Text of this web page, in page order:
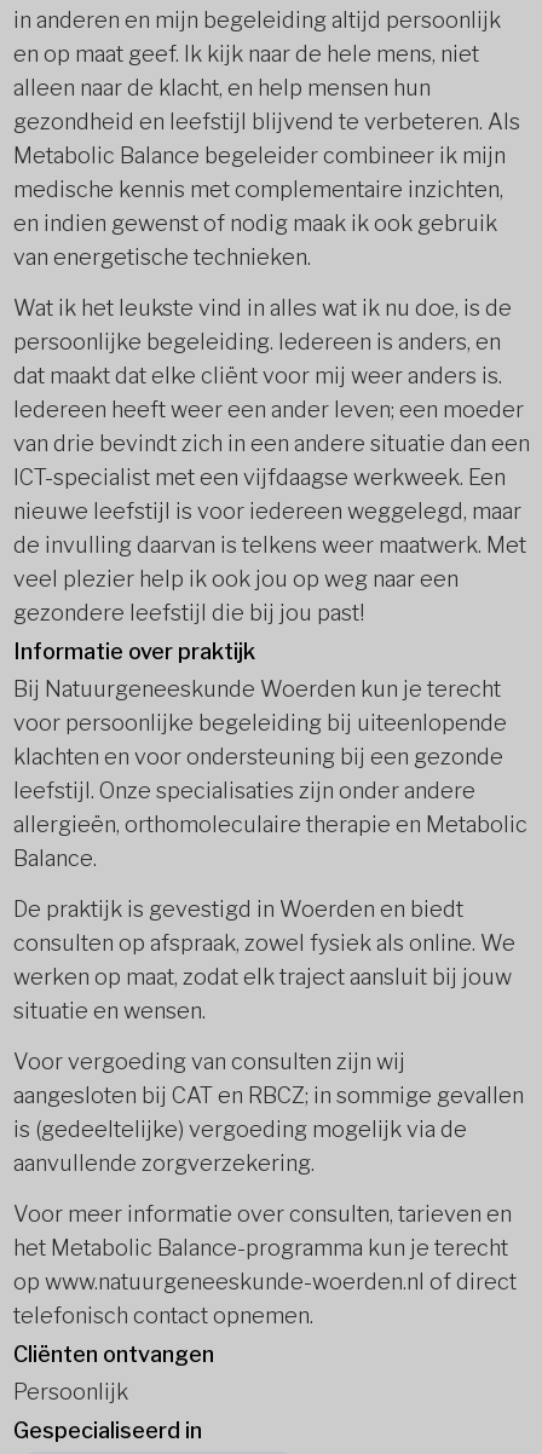
in anderen en mijn begeleiding altijd persoonlijk
en op maat geef. Ik kijk naar de hele mens, niet
alleen naar de klacht, en help mensen hun
gezondheid en leefstijl blijvend te verbeteren. Als
Metabolic Balance begeleider combineer ik mijn
medische kennis met complementaire inzichten,
en indien gewenst of nodig maak ik ook gebruik
van energetische technieken.
Wat ik het leukste vind in alles wat ik nu doe, is de
persoonlijke begeleiding. Iedereen is anders, en
dat maakt dat elke cliënt voor mij weer anders is.
Iedereen heeft weer een ander leven; een moeder
van drie bevindt zich in een andere situatie dan een
ICT-specialist met een vijfdaagse werkweek. Een
nieuwe leefstijl is voor iedereen weggelegd, maar
de invulling daarvan is telkens weer maatwerk. Met
veel plezier help ik ook jou op weg naar een
gezondere leefstijl die bij jou past!
Informatie over praktijk
Bij Natuurgeneeskunde Woerden kun je terecht
voor persoonlijke begeleiding bij uiteenlopende
klachten en voor ondersteuning bij een gezonde
leefstijl. Onze specialisaties zijn onder andere
allergieën, orthomoleculaire therapie en Metabolic
Balance.
De praktijk is gevestigd in Woerden en biedt
consulten op afspraak, zowel fysiek als online. We
werken op maat, zodat elk traject aansluit bij jouw
situatie en wensen.
Voor vergoeding van consulten zijn wij
aangesloten bij CAT en RBCZ; in sommige gevallen
is (gedeeltelijke) vergoeding mogelijk via de
aanvullende zorgverzekering.
Voor meer informatie over consulten, tarieven en
het Metabolic Balance-programma kun je terecht
op www.natuurgeneeskunde-woerden.nl of direct
telefonisch contact opnemen.
Cliënten ontvangen
Persoonlijk
Gespecialiseerd in